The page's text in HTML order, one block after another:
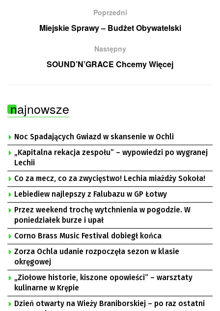
Poprzedni
Miejskie Sprawy – Budżet Obywatelski
Następny
SOUND’N’GRACE Chcemy Więcej
najnowsze
Noc Spadających Gwiazd w skansenie w Ochli
„Kapitalna rekacja zespołu” – wypowiedzi po wygranej
Lechii
Co za mecz, co za zwycięstwo! Lechia miażdży Sokoła!
Lebiediew najlepszy z Falubazu w GP Łotwy
Przez weekend trochę wytchnienia w pogodzie. W
poniedziałek burze i upał
Corno Brass Music Festival dobiegł końca
Zorza Ochla udanie rozpoczęła sezon w klasie
okręgowej
„Ziołowe historie, kiszone opowieści” – warsztaty
kulinarne w Krępie
Dzień otwarty na Wieży Braniborskiej – po raz ostatni